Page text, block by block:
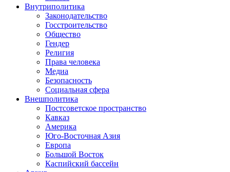
Внутриполитика
Законодательство
Госстроительство
Общество
Гендер
Религия
Права человека
Медиа
Безопасность
Социальная сфера
Внешполитика
Постсоветское пространство
Кавказ
Америка
Юго-Восточная Азия
Европа
Большой Восток
Каспийский бассейн